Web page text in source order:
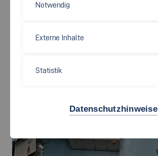
Notwendig
Externe Inhalte
Statistik
Datenschutzhinweise